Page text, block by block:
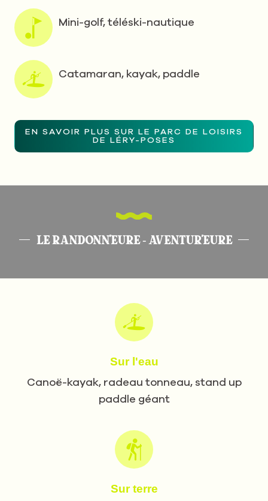
Mini-golf, téléski-nautique
Catamaran, kayak, paddle
EN SAVOIR PLUS SUR LE PARC DE LOISIRS
DE LÉRY-POSES
LE RANDONN'EURE - AVENTUR'EURE
Sur l'eau
Canoë-kayak, radeau tonneau, stand up
paddle géant
Sur terre